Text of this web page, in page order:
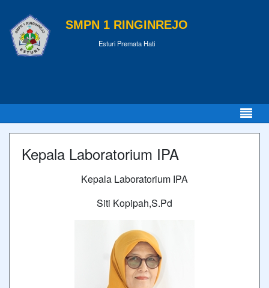
SMPN 1 RINGINREJO
Esturi Premata Hati
Kepala Laboratorium IPA
Kepala Laboratorium IPA
Siti Kopipah,S.Pd